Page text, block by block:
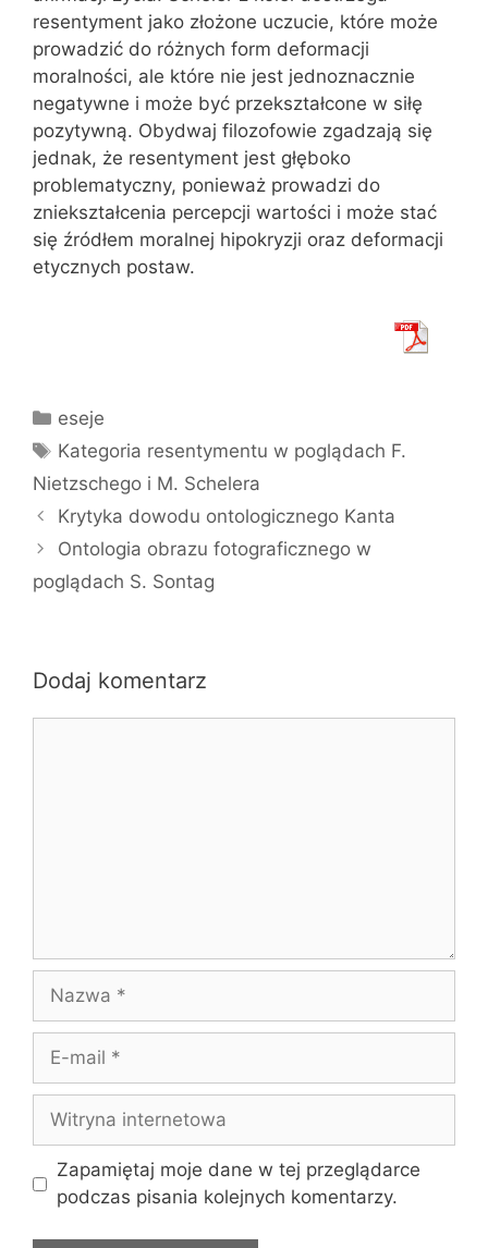
resentyment jako złożone uczucie, które może
prowadzić do różnych form deformacji
moralności, ale które nie jest jednoznacznie
negatywne i może być przekształcone w siłę
pozytywną. Obydwaj filozofowie zgadzają się
jednak, że resentyment jest głęboko
problematyczny, ponieważ prowadzi do
zniekształcenia percepcji wartości i może stać
się źródłem moralnej hipokryzji oraz deformacji
etycznych postaw.
Kategorie
eseje
Tagi
Kategoria resentymentu w poglądach F.
Nietzschego i M. Schelera
Krytyka dowodu ontologicznego Kanta
Ontologia obrazu fotograficznego w
poglądach S. Sontag
Dodaj komentarz
Nazwa
Witryna
internetowa
Zapamiętaj moje dane w tej przeglądarce
podczas pisania kolejnych komentarzy.